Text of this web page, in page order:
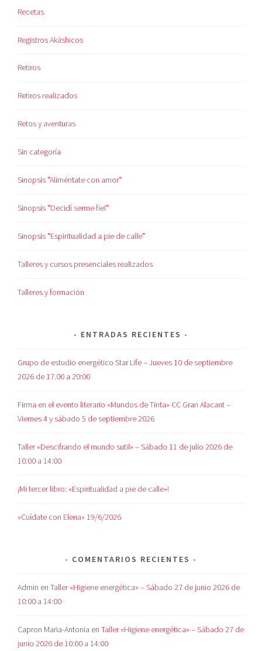
Recetas
Registros Akáshicos
Retiros
Retiros realizados
Retos y aventuras
Sin categoría
Sinopsis "Aliméntate con amor"
Sinopsis "Decidí serme fiel"
Sinopsis "Espiritualidad a pie de calle"
Talleres y cursos presenciales realizados
Talleres y formación
ENTRADAS RECIENTES
Grupo de estudio energético Star Life – Jueves 10 de septiembre
2026 de 17.00 a 20:00
Firma en el evento literario «Mundos de Tinta» CC Gran Alacant –
Viernes 4 y sábado 5 de septiembre 2026
Taller «Descifrando el mundo sutil» – Sábado 11 de julio 2026 de
10:00 a 14:00
¡Mi tercer libro: «Espiritualidad a pie de calle»!
«Cuídate con Elena» 19/6/2026
COMENTARIOS RECIENTES
Admin enTaller «Higiene energética» – Sábado 27 de junio 2026 de
10:00 a 14:00
Capron Maria-Antonia enTaller «Higiene energética» – Sábado 27 de
junio 2026 de 10:00 a 14:00